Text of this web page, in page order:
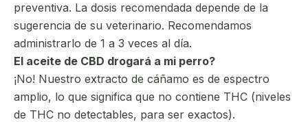
preventiva. La dosis recomendada depende de la
sugerencia de su veterinario. Recomendamos
administrarlo de 1 a 3 veces al día.
El aceite de CBD drogará a mi perro?
¡No! Nuestro extracto de cáñamo es de espectro
amplio, lo que significa que no contiene THC (niveles
de THC no detectables, para ser exactos).